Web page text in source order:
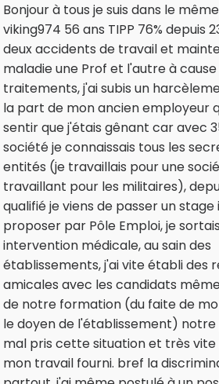
Bonjour à tous je suis dans le
viking974 56 ans TIPP 76% depuis
deux accidents de travail et
maladie une Prof et l'autre à cause
traitements, j'ai subis un
la part de mon ancien employeur
sentir que j'étais gênant car avec
société je connaissais tous les
entités (je travaillais pour une
travaillant pour les militaires),
qualifié je viens de passer un
proposer par Pôle Emploi, je
intervention médicale, au sain des
établissements, j'ai vite établi des
amicales avec les candidats
de notre formation (du faite de
le doyen de l'établissement)
mal pris cette situation et très vite
mon travail fourni. bref la